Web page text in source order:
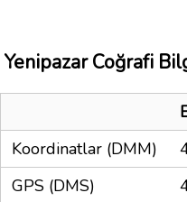
Yenipazar Coğrafi
Koordinatlar (DMM)
GPS (DMS)